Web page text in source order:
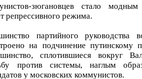
зюгановцев стало
репрессивного режима.
партийного руководства
на подчинение путинскому
сплотившиеся вокруг
против системы, наглым
у московских коммунистов.